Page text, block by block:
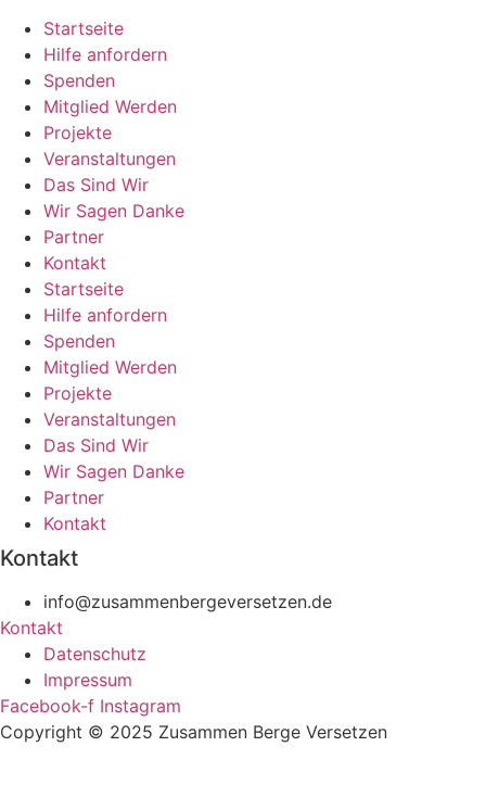
Startseite
Hilfe anfordern
Spenden
Mitglied Werden
Projekte
Veranstaltungen
Das Sind Wir
Wir Sagen Danke
Partner
Kontakt
Startseite
Hilfe anfordern
Spenden
Mitglied Werden
Projekte
Veranstaltungen
Das Sind Wir
Wir Sagen Danke
Partner
Kontakt
Kontakt
info@zusammenbergeversetzen.de
Kontakt
Datenschutz
Impressum
Facebook-f Instagram
Copyright © 2025 Zusammen Berge Versetzen